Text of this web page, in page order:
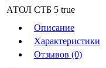
АТОЛ СТБ 5 true
Описание
Характеристики
Отзывов (0)